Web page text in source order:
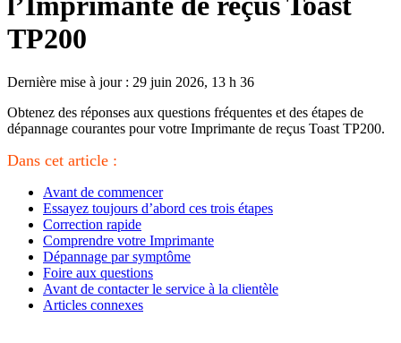
TP200
Dernière mise à jour : 29 juin 2026, 13 h 36
Obtenez des réponses aux questions fréquentes et des étapes de
dépannage courantes pour votre Imprimante de reçus Toast TP200.
Dans cet article :
Avant de commencer
Essayez toujours d’abord ces trois étapes
Correction rapide
Comprendre votre Imprimante
Dépannage par symptôme
Foire aux questions
Avant de contacter le service à la clientèle
Articles connexes